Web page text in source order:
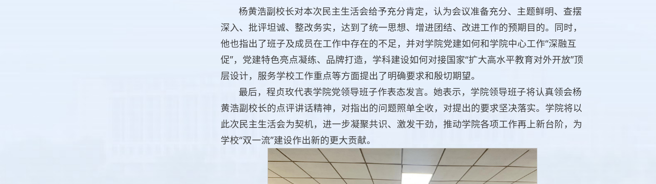
杨黄浩副校长对本次民主生活会给予充分肯定，认为会议准备充分、主题鲜明、查摆
深入、批评坦诚、整改务实，达到了统一思想、增进团结、改进工作的预期目的。同时，
他也指出了班子及成员在工作中存在的不足，并对学院党建如何和学院中心工作“深融互
促”，党建特色亮点凝练、品牌打造，学科建设如何对接国家“扩大高水平教育对外开放”顶
层设计，服务学校工作重点等方面提出了明确要求和殷切期望。
最后，程贞玫代表学院党领导班子作表态发言。她表示，学院领导班子将认真领会杨
黄浩副校长的点评讲话精神，对指出的问题照单全收，对提出的要求坚决落实。学院将以
此次民主生活会为契机，进一步凝聚共识、激发干劲，推动学院各项工作再上新台阶，为
学校“双一流”建设作出新的更大贡献。